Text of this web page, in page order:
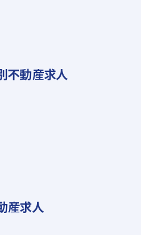
不動産求人
産求人